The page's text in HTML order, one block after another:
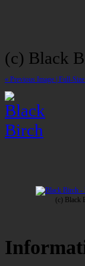
(c) Black
« Previous Image | Full-
(c) Black